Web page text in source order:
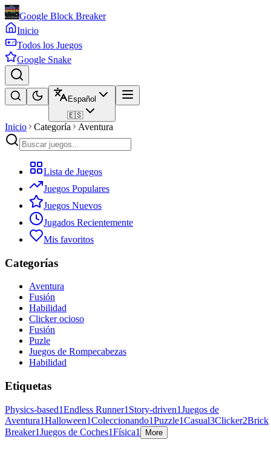
Google Block Breaker
Inicio
Todos los Juegos
Google Snake
Español
🇪🇸
Inicio Categoría Aventura
Lista de Juegos
Juegos Populares
Juegos Nuevos
Jugados Recientemente
Mis favoritos
Categorías
Aventura
Fusión
Habilidad
Clicker ocioso
Fusión
Puzle
Juegos de Rompecabezas
Habilidad
Etiquetas
Physics-based1Endless Runner1 Story-driven1Juegos de
Aventura1Halloween1Coleccionando1Puzzle1Casual3Clicker2Brick
Breaker1Juegos de Coches1Física1 More